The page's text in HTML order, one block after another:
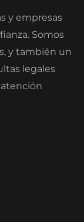
y empresas
Somos
y también un
legales